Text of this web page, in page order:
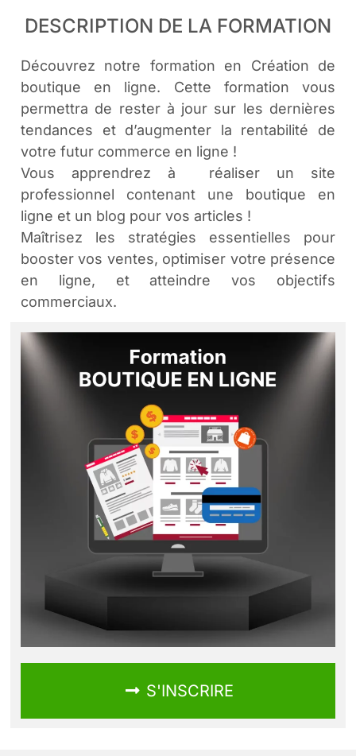
DESCRIPTION DE LA FORMATION
Découvrez notre formation en Création de
boutique en ligne. Cette formation vous
permettra de rester à jour sur les dernières
tendances et d’augmenter la rentabilité de
votre futur commerce en ligne !
Vous apprendrez à réaliser un site
professionnel contenant une boutique en
ligne et un blog pour vos articles !
Maîtrisez les stratégies essentielles pour
booster vos ventes, optimiser votre présence
en ligne, et atteindre vos objectifs
commerciaux.
S'INSCRIRE